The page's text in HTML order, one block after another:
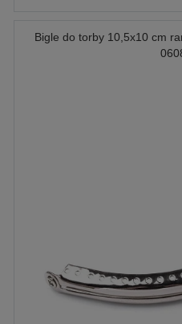
Bigle do torby 10,5x10 cm